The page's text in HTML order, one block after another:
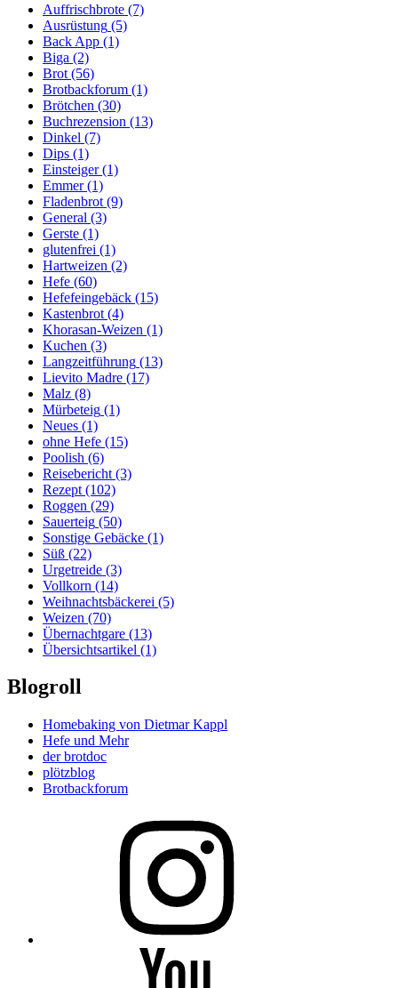
Auffrischbrote (7)
Ausrüstung (5)
Back App (1)
Biga (2)
Brot (56)
Brotbackforum (1)
Brötchen (30)
Buchrezension (13)
Dinkel (7)
Dips (1)
Einsteiger(1)
Emmer(1)
Fladenbrot (9)
General (3)
Gerste (1)
glutenfrei (1)
Hartweizen (2)
Hefe (60)
Hefefeingebäck (15)
Kastenbrot (4)
Khorasan-Weizen (1)
Kuchen (3)
Langzeitführung (13)
Lievito Madre (17)
Malz (8)
Mürbeteig (1)
Neues (1)
ohne Hefe (15)
Poolish (6)
Reisebericht (3)
Rezept (102)
Roggen (29)
Sauerteig (50)
Sonstige Gebäcke (1)
Süß (22)
Urgetreide (3)
Vollkorn (14)
Weihnachtsbäckerei (5)
Weizen (70)
Übernachtgare (13)
Übersichtsartikel (1)
Blogroll
Homebaking von Dietmar Kappl
Hefe und Mehr
der brotdoc
plötzblog
Brotbackforum